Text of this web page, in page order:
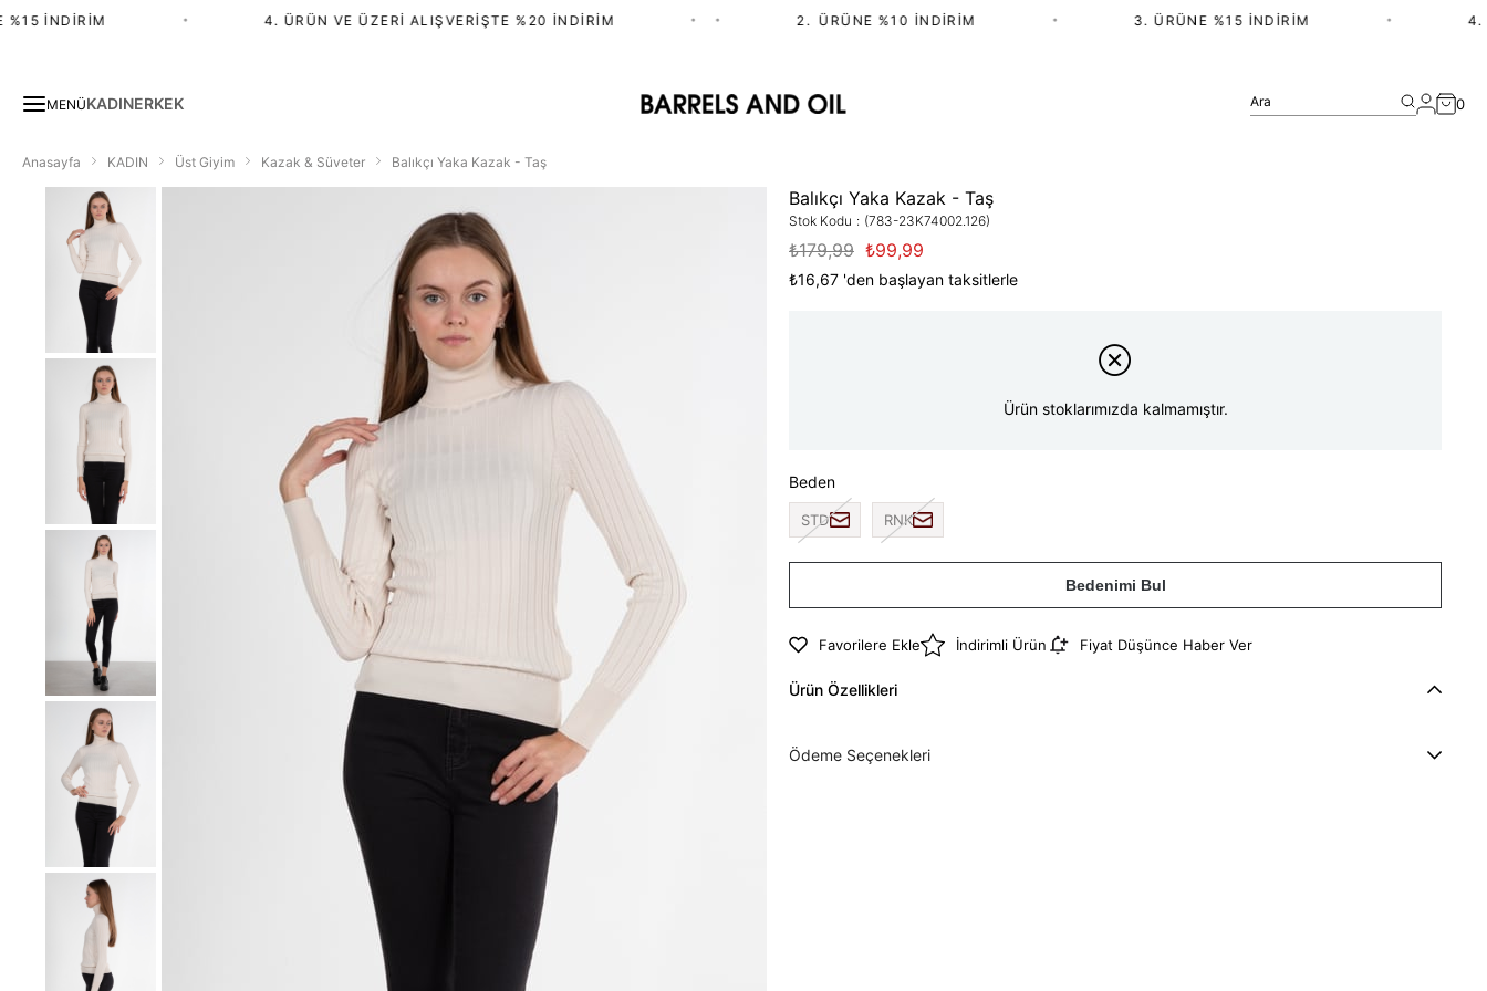
İNDIRIM 4. ÜRÜN VE ÜZERI ALIŞVERIŞTE %20 İNDIRIM • 2.⁠ ⁠ÜRÜNE %10 İNDIRIM 3. ÜRÜNE %15 İNDIRIM 4.
MENÜKADINERKEK Ara 0
Anasayfa KADIN Üst Giyim Kazak & Süveter Balıkçı Yaka Kazak - Taş
Balıkçı Yaka Kazak - Taş
Stok Kodu (783-23K74002.126)
₺179,99 ₺99,99
₺16,67 'den başlayan taksitlerle
Ürün stoklarımızda kalmamıştır.
Beden
STD RNK
Bedenimi Bul
Favorilere Ekle İndirimli Ürün Fiyat Düşünce Haber Ver
Ürün Özellikleri
Ödeme Seçenekleri